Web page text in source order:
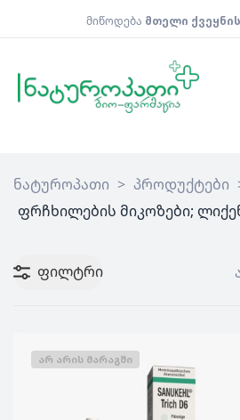
მიწოდება მთელი
ნატუროპათი > პროდუქტები
ფრჩხილების მიკოზები;
ფილტრი
ᲐᲠ ᲐᲠᲘᲡ ᲛᲐᲠᲐᲒᲨᲘ